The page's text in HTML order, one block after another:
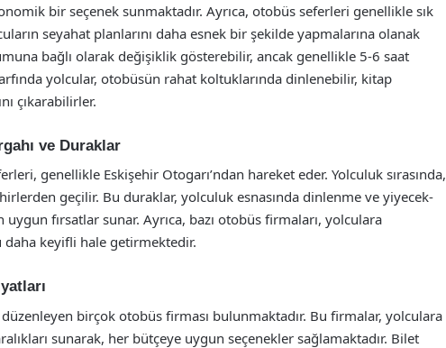
bir seçenek sunmaktadır. Ayrıca, otobüs seferleri genellikle sık
seyahat planlarını daha esnek bir şekilde yapmalarına olanak
bağlı olarak değişiklik gösterebilir, ancak genellikle 5-6 saat
yolcular, otobüsün rahat koltuklarında dinlenebilir, kitap
çıkarabilirler.
ve Duraklar
genellikle Eskişehir Otogarı’ndan hareket eder. Yolculuk sırasında,
geçilir. Bu duraklar, yolculuk esnasında dinlenme ve yiyecek-
uygun fırsatlar sunar. Ayrıca, bazı otobüs firmaları, yolculara
keyifli hale getirmektedir.
birçok otobüs firması bulunmaktadır. Bu firmalar, yolculara
sunarak, her bütçeye uygun seçenekler sağlamaktadır. Bilet